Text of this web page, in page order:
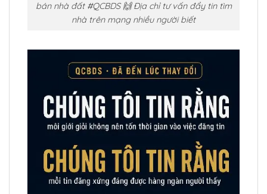
bán nhà đất #QCBDS 🙌 Địa chỉ tư vấn đẩy tin tìm
nhà trên mạng nhiều người biết